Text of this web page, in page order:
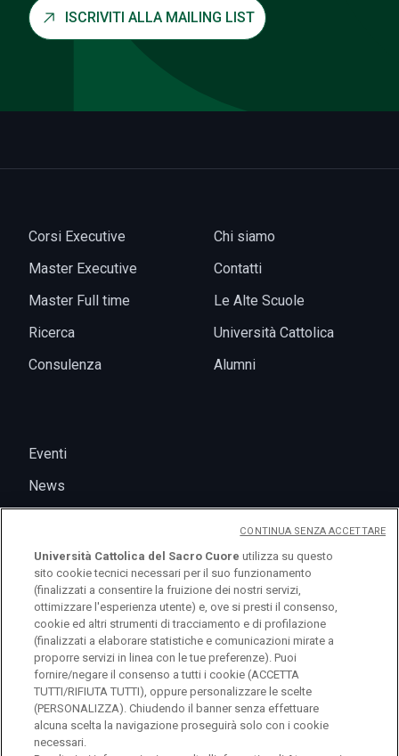
ISCRIVITI ALLA MAILING LIST
Corsi Executive
Master Executive
Master Full time
Ricerca
Consulenza
Chi siamo
Contatti
Le Alte Scuole
Università Cattolica
Alumni
Eventi
News
logo UC
© Università Cattolica del Sacro Cuore Largo A.
Gemelli 1, 20123 Milano PI 02133120150
Università Cattolica del Sacro Cuore utilizza su questo
sito cookie tecnici necessari per il suo funzionamento
(finalizzati a consentire la fruizione dei nostri servizi,
ottimizzare l'esperienza utente) e, ove si presti il consenso,
cookie ed altri strumenti di tracciamento e di profilazione
(finalizzati a elaborare statistiche e comunicazioni mirate a
proporre servizi in linea con le tue preferenze). Puoi
fornire/negare il consenso a tutti i cookie (ACCETTA
TUTTI/RIFIUTA TUTTI), oppure personalizzare le scelte
(PERSONALIZZA). Chiudendo il banner senza effettuare
alcuna scelta la navigazione proseguirà solo con i cookie
necessari.
CONTINUA SENZA ACCETTARE